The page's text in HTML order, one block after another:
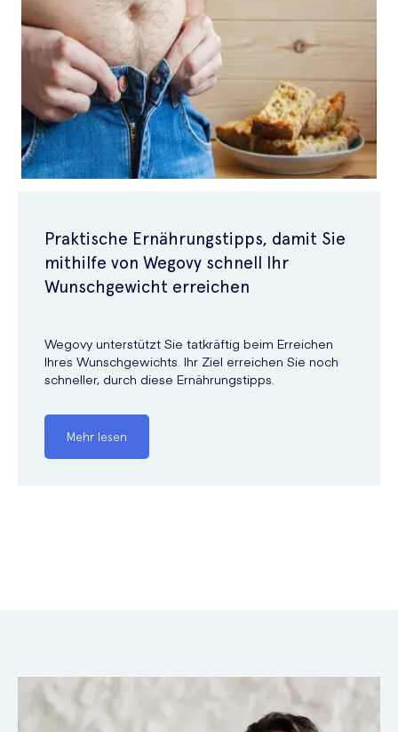
Praktische Ernährungstipps, damit Sie
mithilfe von Wegovy schnell Ihr
Wunschgewicht erreichen
Wegovy unterstützt Sie tatkräftig beim Erreichen
Ihres Wunschgewichts. Ihr Ziel erreichen Sie noch
schneller, durch diese Ernährungstipps.
Mehr lesen